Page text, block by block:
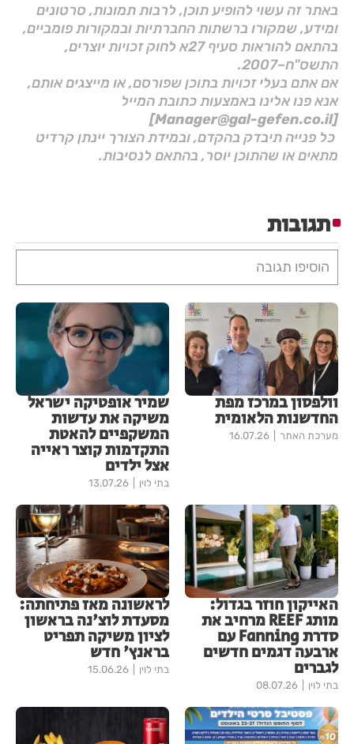
באתר זה עשוי להופיע תוכן, לרבות תמונות, סרטונים
ומידע, שמקורו ברשתות החברתיות ובמקורות פומביים,
בהתאם להוראות סעיף 27א לחוק זכויות יוצרים,
התשס"ח–2007.
אם אתם בעלי זכויות בתוכן שפורסם, או מייצגים אותם,
אנא פנו אלינו באמצעות כתובת המייל
[Manager@gal-gefen.co.il]
כל פנייה תיבדק בהקדם, ובמידת הצורך יינתן קרדיט
מתאים או שהתוכן יוסר, בהתאם לנסיבות.
תגובות
הוסיפו תגובה
וולפסון במרכז מפת
החדשנות הלאומית
מערכת האתר 16.07.26
שמיר אופטיקה ישראל
משיקה את עדשות
המשקפיים להאטת
התקדמות קוצר ראייה
אצל ילדים
בתי לוין 13.07.26
האייקון חוזר בגדול:
מותג REEF מרחיב את
סדרת Fanning עם
ארבעה דגמים חדשים
לגברים
בתי לוין 08.07.26
לראשונה מאז פתיחתה:
מסעדת לוצ'נה בראשון
לציון משיקה תפריט
בראנץ' חדש
בתי לוין 15.06.26